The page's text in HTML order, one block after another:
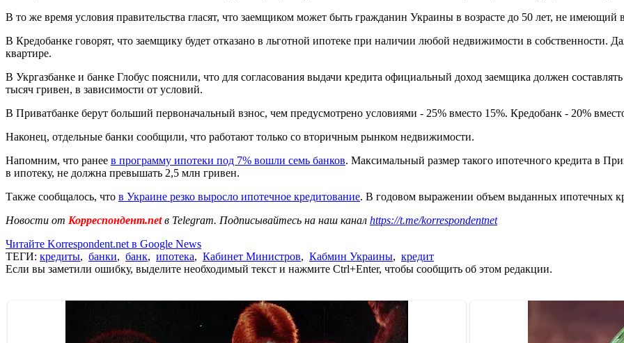
В то же время условия правительства гласят, что заемщиком может быть гражданин Украины в возрасте до 50 лет, не
В Кредобанке говорят, что заемщику будет отказано в льготной ипотеке при наличии любой недвижимости в собственности.
квартире.
В Укргазбанке и банке Глобус пояснили, что для согласования выдачи кредита официальный доход заемщика должен
тысяч гривен, в зависимости от условий.
В Приватбанке берут больший первоначальный взнос, чем предусмотрено условиями - 25% вместо 15%. Кредобанк - 20%
Наконец, отдельные банки сообщили, что работают только со вторичным рынком недвижимости.
Напомним, что ранее в программу ипотеки под 7% вошли семь банков. Максимальный размер такого ипотечного кредита в
в ипотеку, не должна превышать 2,5 млн гривен.
Также сообщалось, что в Украине резко выросло ипотечное кредитование. В годовом выражении объем выданных ипотечных
Новости от Корреспондент.netв Telegram. Подписывайтесь на наш канал https://t.me/korrespondentnet
Читайте Korrespondent.net в Google News
ТЕГИ: кредиты, банки, банк, ипотека, Кабинет Министров, Кабмин Украины, кредит
Если вы заметили ошибку, выделите необходимый текст и нажмите Ctrl+Enter, чтобы сообщить об этом редакции.